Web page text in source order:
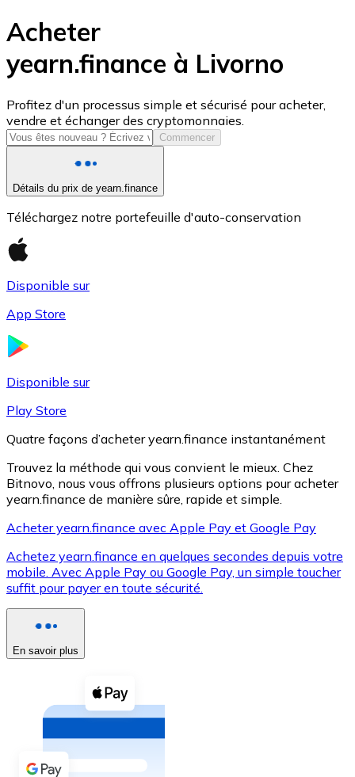
USD Coin
USDC
XRP
XRP
Voir toutes
Coupons crypto
Achetez des cryptomonnaies en espèces et d'autres
Acheter avec espèces
Virement SEPA
Acheter
yearn.finance à Livorno
Profitez d'un processus simple et sécurisé pour acheter,
vendre et échanger des cryptomonnaies.
Commencer
Détails du prix de yearn.finance
Téléchargez notre portefeuille d'auto-conservation
Disponible sur
App Store
Disponible sur
Play Store
Quatre façons d’acheter yearn.finance instantanément
Trouvez la méthode qui vous convient le mieux. Chez
Bitnovo, nous vous offrons plusieurs options pour acheter
yearn.finance de manière sûre, rapide et simple.
Acheter yearn.finance avec Apple Pay et Google Pay
Achetez yearn.finance en quelques secondes depuis votre
mobile. Avec Apple Pay ou Google Pay, un simple toucher
suffit pour payer en toute sécurité.
En savoir plus